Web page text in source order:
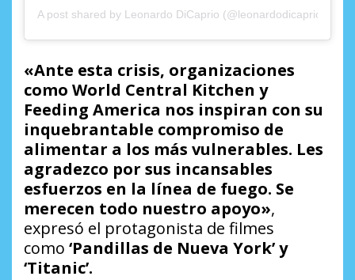
A post shared by Leonardo DiCaprio (@leonardodicaprio)
«Ante esta crisis, organizaciones
como World Central Kitchen y
Feeding America nos inspiran con su
inquebrantable compromiso de
alimentar a los más vulnerables. Les
agradezco por sus incansables
esfuerzos en la línea de fuego. Se
merecen todo nuestro apoyo»,
expresó el protagonista de filmes
como ‘Pandillas de Nueva York’ y
‘Titanic’.